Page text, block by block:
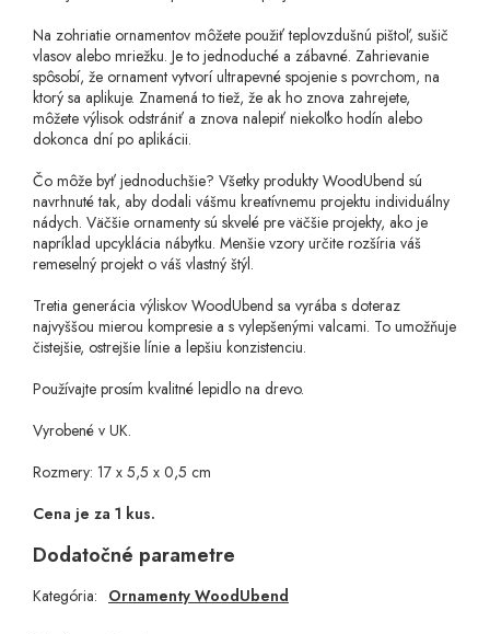
Na zohriatie ornamentov môžete použiť teplovzdušnú pištoľ, sušič
vlasov alebo mriežku. Je to jednoduché a zábavné. Zahrievanie
spôsobí, že ornament vytvorí ultrapevné spojenie s povrchom, na
ktorý sa aplikuje. Znamená to tiež, že ak ho znova zahrejete,
môžete výlisok odstrániť a znova nalepiť niekoľko hodín alebo
dokonca dní po aplikácii.
Čo môže byť jednoduchšie? Všetky produkty WoodUbend sú
navrhnuté tak, aby dodali vášmu kreatívnemu projektu individuálny
nádych. Väčšie ornamenty sú skvelé pre väčšie projekty, ako je
napríklad upcyklácia nábytku. Menšie vzory určite rozšíria váš
remeselný projekt o váš vlastný štýl.
Tretia generácia výliskov WoodUbend sa vyrába s doteraz
najvyššou mierou kompresie a s vylepšenými valcami. To umožňuje
čistejšie, ostrejšie línie a lepšiu konzistenciu.
Používajte prosím kvalitné lepidlo na drevo.
Vyrobené v UK.
Rozmery: 17 x 5,5 x 0,5 cm
Cena je za 1 kus.
Dodatočné parametre
Kategória: Ornamenty WoodUbend